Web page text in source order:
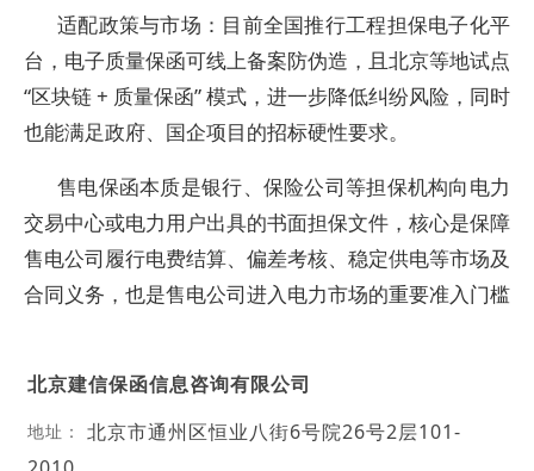
适配政策与市场：目前全国推行工程担保电子化平
台，电子质量保函可线上备案防伪造，且北京等地试点
“区块链 + 质量保函” 模式，进一步降低纠纷风险，同时
也能满足政府、国企项目的招标硬性要求。
售电保函本质是银行、保险公司等担保机构向电力
交易中心或电力用户出具的书面担保文件，核心是保障
售电公司履行电费结算、偏差考核、稳定供电等市场及
合同义务，也是售电公司进入电力市场的重要准入门槛
北京建信保函信息咨询有限公司
地址：
北京市通州区恒业八街6号院26号2层101-